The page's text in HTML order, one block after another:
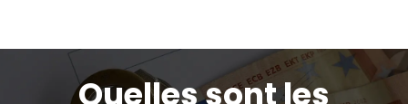
Quelles sont les